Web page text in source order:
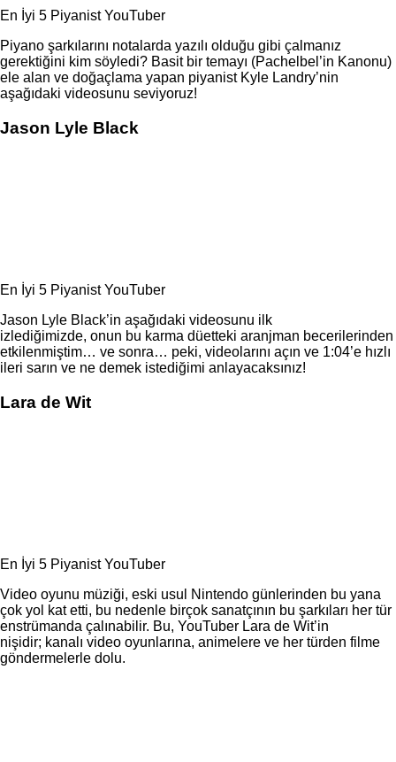
En İyi 5 Piyanist YouTuber
Piyano şarkılarını notalarda yazılı olduğu gibi çalmanız
gerektiğini kim söyledi? Basit bir temayı (Pachelbel’in Kanonu)
ele alan ve doğaçlama yapan piyanist Kyle Landry’nin
aşağıdaki videosunu seviyoruz!
Jason Lyle Black
En İyi 5 Piyanist YouTuber
Jason Lyle Black’in aşağıdaki videosunu ilk
izlediğimizde, onun bu karma düetteki aranjman becerilerinden
etkilenmiştim… ve sonra… peki, videolarını açın ve 1:04’e hızlı
ileri sarın ve ne demek istediğimi anlayacaksınız!
Lara de Wit
En İyi 5 Piyanist YouTuber
Video oyunu müziği, eski usul Nintendo günlerinden bu yana
çok yol kat etti, bu nedenle birçok sanatçının bu şarkıları her tür
enstrümanda çalınabilir. Bu, YouTuber Lara de Wit’in
nişidir; kanalı video oyunlarına, animelere ve her türden filme
göndermelerle dolu.